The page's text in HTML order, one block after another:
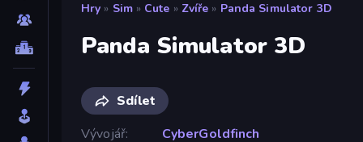
Hry » Sim » Cute » Zvíře » Panda Simulator 3D
Panda Simulator 3D
Sdílet
Vývojář
CyberGoldfinch